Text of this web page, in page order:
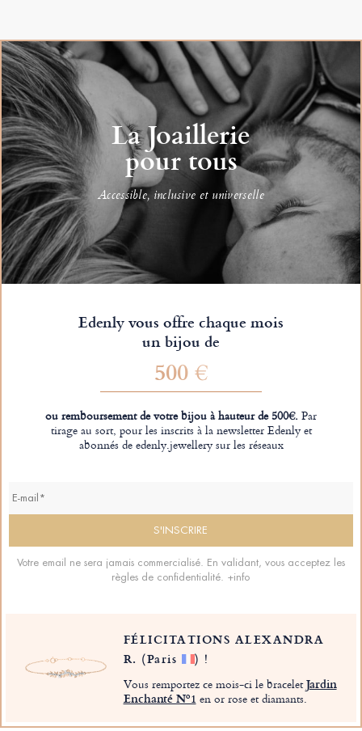
La Joaillerie
pour tous
Accessible, inclusive et universelle
Edenly vous offre chaque mois
un bijou de
500 €
ou remboursement de votre bijou à hauteur de 500€.Par
tirage au sort, pour les inscrits à la newsletter Edenly et
abonnés de edenly.jewellery sur les réseaux
Votre email ne sera jamais commercialisé. En validant, vous acceptez les
règles de confidentialité. +info
FÉLICITATIONS ALEXANDRA
R. (Paris ) !
Vous remportez ce mois-ci le braceletJardin
Enchanté Nº1 en or rose et diamants.